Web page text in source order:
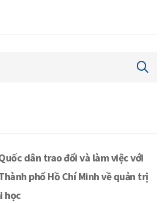
dân trao đổi và làm việc với
phố Hồ Chí Minh về quản trị
học